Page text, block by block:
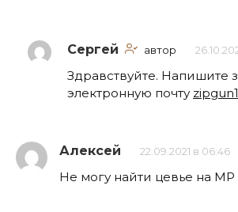
Сергей автор
Здравствуйте. Напишите
электронную почту
Алексей 22.09.2021 в 06:46
Не могу найти цевье на МР